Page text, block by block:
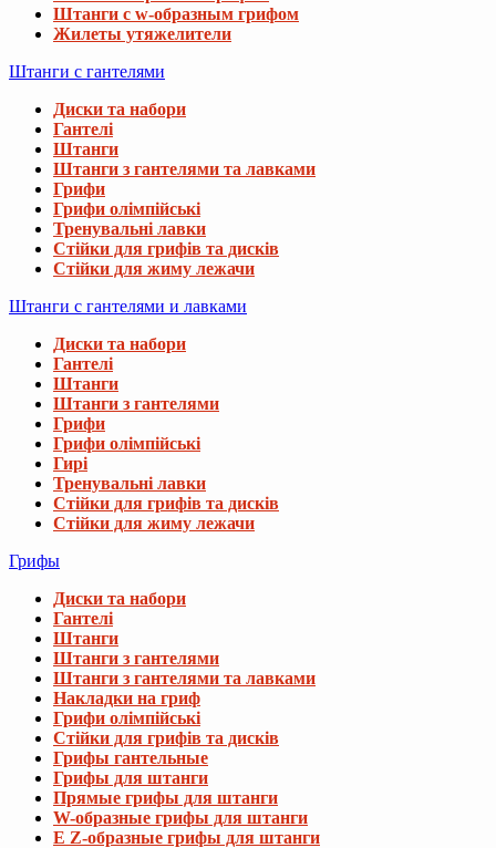
Штанги с w-образным грифом
Жилеты утяжелители
Штанги с гантелями
Диски та набори
Гантелі
Штанги
Штанги з гантелями та лавками
Грифи
Грифи олімпійські
Тренувальні лавки
Стійки для грифів та дисків
Стійки для жиму лежачи
Штанги с гантелями и лавками
Диски та набори
Гантелі
Штанги
Штанги з гантелями
Грифи
Грифи олімпійські
Гирі
Тренувальні лавки
Стійки для грифів та дисків
Стійки для жиму лежачи
Грифы
Диски та набори
Гантелі
Штанги
Штанги з гантелями
Штанги з гантелями та лавками
Накладки на гриф
Грифи олімпійські
Стійки для грифів та дисків
Грифы гантельные
Грифы для штанги
Прямые грифы для штанги
W-образные грифы для штанги
E Z-образные грифы для штанги